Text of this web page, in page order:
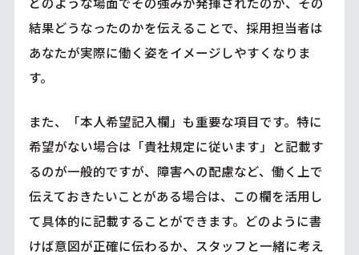
結果どうなったのかを伝えることで、採用担当者は
あなたが実際に働く姿をイメージしやすくなりま
す。
また、「本人希望記入欄」も重要な項目です。特に
希望がない場合は「貴社規定に従います」と記載す
るのが一般的ですが、障害への配慮など、働く上で
伝えておきたいことがある場合は、この欄を活用し
て具体的に記載することができます。どのように書
けば意図が正確に伝わるか、スタッフと一緒に考え